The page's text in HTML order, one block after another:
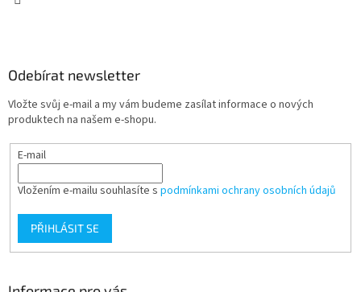
Odebírat newsletter
Vložte svůj e-mail a my vám budeme zasílat informace o nových
produktech na našem e-shopu.
E-mail
Vložením e-mailu souhlasíte s podmínkami ochrany osobních údajů
PŘIHLÁSIT SE